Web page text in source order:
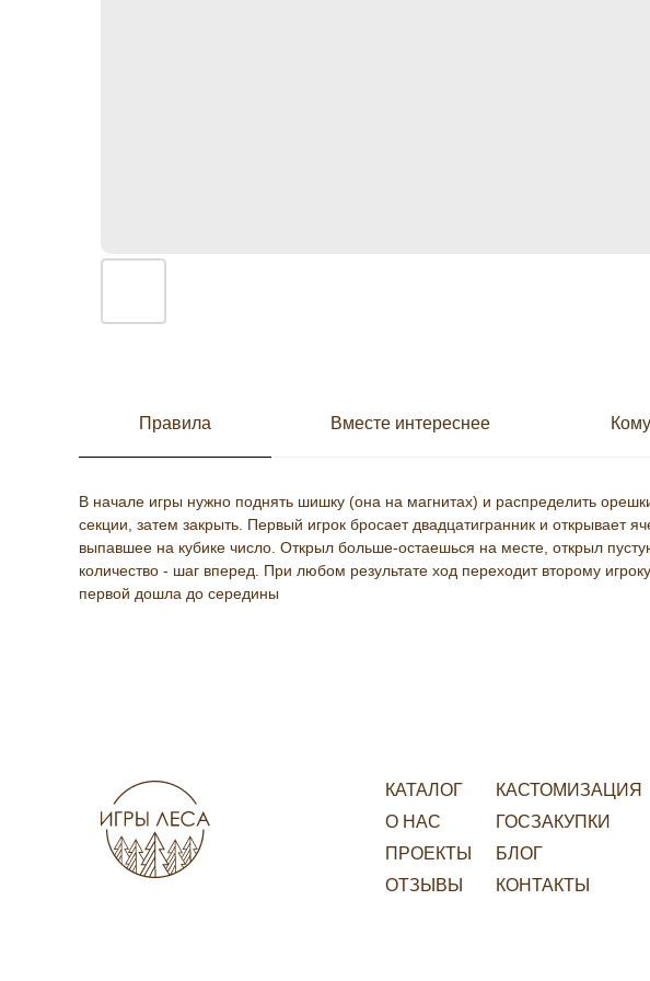
Правила Вместе интереснее
В начале игры нужно поднять шишку (она на магнитах) и распределить
секции, затем закрыть. Первый игрок бросает двадцатигранник и открывает
выпавшее на кубике число. Открыл больше-остаешься на месте, открыл
количество - шаг вперед. При любом результате ход переходит второму
первой дошла до середины
КАТАЛОГ
О НАС
ОТЗЫВЫ
ПРОЕКТЫ
КАСТОМИЗАЦИЯ
ГОСЗАКУПКИ
БЛОГ
КОНТАКТЫ